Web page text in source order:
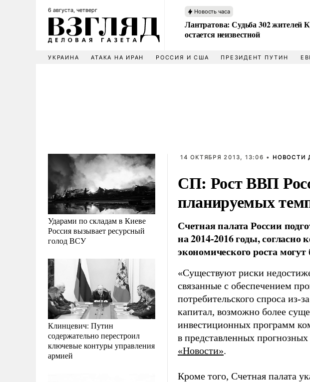
6 августа, четверг Новость часа
Лантратова: Судьба 302 жителей
остается неизвестной
УКРАИНА АТАКА НА ИРАН РОССИЯ И США ПРЕЗИДЕНТ ПУТИН
Ударами по складам в Киеве
Россия вызывает ресурсный
голод ВСУ
Клинцевич: Путин
содержательно перестроил
ключевые контуры управления
армией
14 ОКТЯБРЯ 2013, 13:06 • НОВОСТИ
СП: Рост ВВП
планируемых
Счетная палата России
на 2014-2016 годы,
экономического роста
«Существуют риски
связанные с обеспечением
потребительского спроса из-
капитал, возможно более
инвестиционных программ
в представленных
«Новости».
Кроме того, Счетная палата